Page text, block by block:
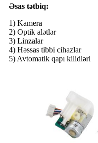
Əsas tətbiq:
1) Kamera
2) Optik alətlər
3) Linzalar
4) Həssas tibbi cihazlar
5) Avtomatik qapı kilidləri